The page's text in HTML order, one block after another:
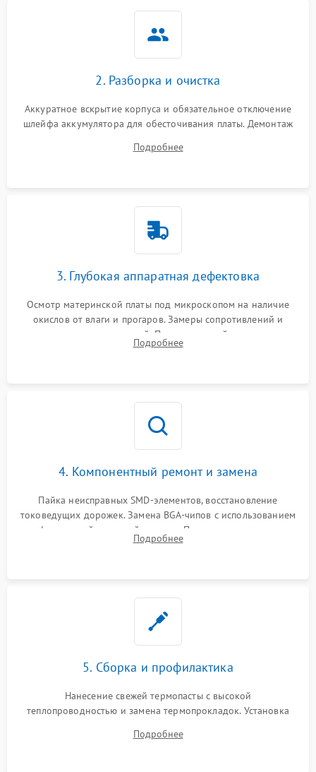
2. Разборка и очистка
Аккуратное вскрытие корпуса и обязательное отключение
шлейфа аккумулятора для обесточивания платы. Демонтаж
высохшей термопасты с кристаллов чипов.
Подробнее
3. Глубокая аппаратная дефектовка
Осмотр материнской платы под микроскопом на наличие
окислов от влаги и прогаров. Замеры сопротивлений и
дежурных напряжений. Проверка цепей питания,
мультиконтроллера, процессора и видеочипа.
Подробнее
4. Компонентный ремонт и замена
Пайка неисправных SMD-элементов, восстановление
токоведущих дорожек. Замена BGA-чипов с использованием
инфракрасной паяльной станции. Прошивка микросхемы
BIOS или замена поврежденных портов USB
Подробнее
5. Сборка и профилактика
Нанесение свежей термопасты с высокой
теплопроводностью и замена термопрокладок. Установка
шлейфов, модулей памяти и накопителей. Предварительная
Подробнее